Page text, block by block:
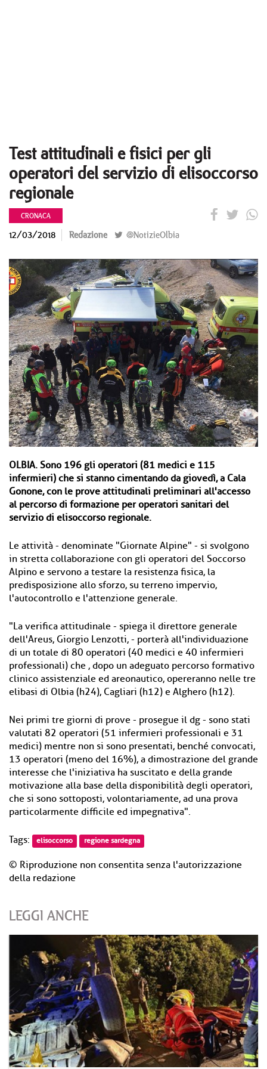
Test attitudinali e fisici per gli
operatori del servizio di elisoccorso
regionale
CRONACA
12/03/2018 Redazione @NotizieOlbia
OLBIA. Sono 196 gli operatori (81 medici e 115
infermieri) che si stanno cimentando da giovedì, a Cala
Gonone, con le prove attitudinali preliminari all'accesso
al percorso di formazione per operatori sanitari del
servizio di elisoccorso regionale.
Le attività - denominate "Giornate Alpine" - si svolgono
in stretta collaborazione con gli operatori del Soccorso
Alpino e servono a testare la resistenza fisica, la
predisposizione allo sforzo, su terreno impervio,
l'autocontrollo e l'attenzione generale.
"La verifica attitudinale - spiega il direttore generale
dell'Areus, Giorgio Lenzotti, - porterà all'individuazione
di un totale di 80 operatori (40 medici e 40 infermieri
professionali) che , dopo un adeguato percorso formativo
clinico assistenziale ed areonautico, opereranno nelle tre
elibasi di Olbia (h24), Cagliari (h12) e Alghero (h12).
Nei primi tre giorni di prove - prosegue il dg - sono stati
valutati 82 operatori (51 infermieri professionali e 31
medici) mentre non si sono presentati, benché convocati,
13 operatori (meno del 16%), a dimostrazione del grande
interesse che l'iniziativa ha suscitato e della grande
motivazione alla base della disponibilità degli operatori,
che si sono sottoposti, volontariamente, ad una prova
particolarmente difficile ed impegnativa".
Tags: elisoccorso regione sardegna
© Riproduzione non consentita senza l'autorizzazione
della redazione
LEGGI ANCHE